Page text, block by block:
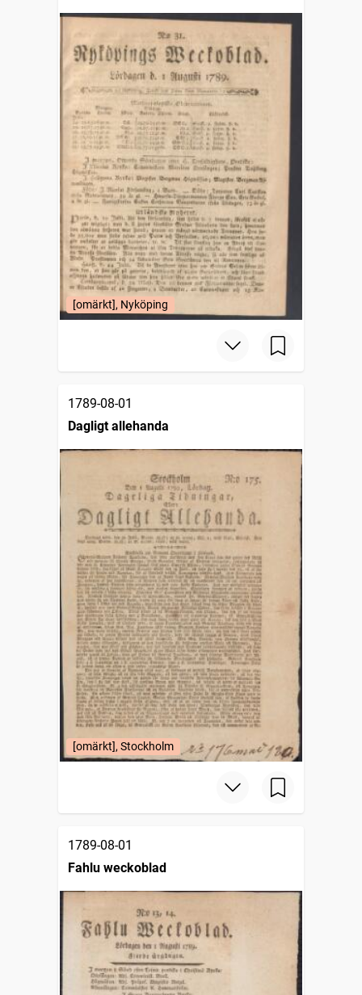
1786)
[omärkt], Nyköping
1789-08-01
Dagligt allehanda
[omärkt], Stockholm
1789-08-01
Fahlu weckoblad